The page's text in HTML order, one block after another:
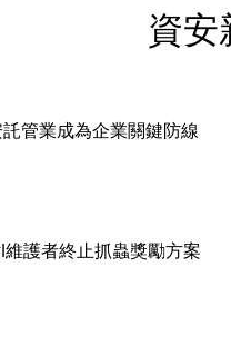
資安
管業成為企業關鍵防線
護者終止抓蟲獎勵方案